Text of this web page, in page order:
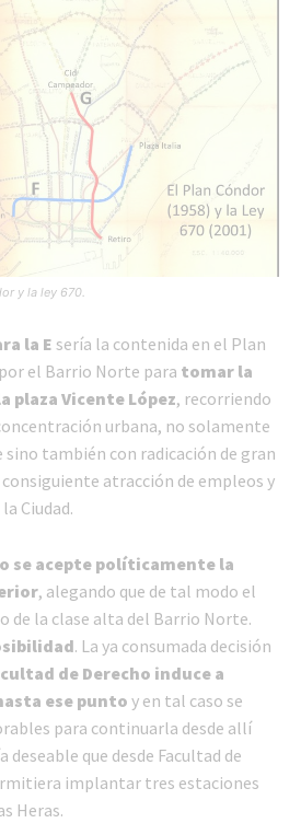
y la ley 670.
la Esería la contenida en el Plan
el Barrio Norte para tomar la
plaza Vicente López, recorriendo
urbana, no solamente
también con radicación de gran
consiguiente atracción de empleos y
Ciudad.
se acepte políticamente la
, alegando que de tal modo el
de la clase alta del Barrio Norte.
. La ya consumada decisión
de Derecho induce a
ese punto y en tal caso se
para continuarla desde allí
deseable que desde Facultad de
implantar tres estaciones
Heras.